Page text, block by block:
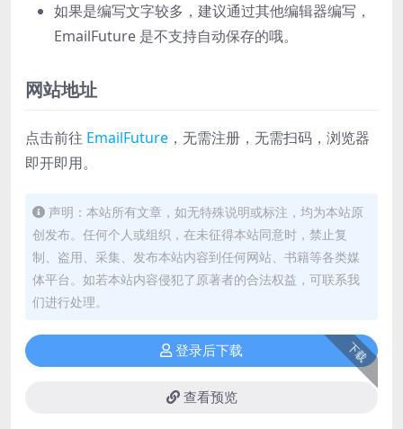
如果是编写文字较多，建议通过其他编辑器编写，
EmailFuture 是不支持自动保存的哦。
网站地址
点击前往 EmailFuture ，无需注册，无需扫码，浏览器
即开即用。
声明：本站所有文章，如无特殊说明或标注，均为本站原
创发布。任何个人或组织，在未征得本站同意时，禁止复
制、盗用、采集、发布本站内容到任何网站、书籍等各类媒
体平台。如若本站内容侵犯了原著者的合法权益，可联系我
们进行处理。
下载
登录后下载
查看预览